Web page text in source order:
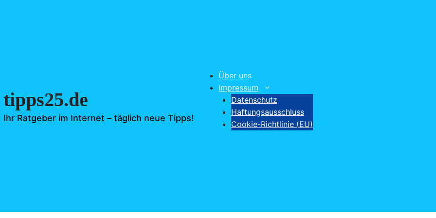
tipps25.de
Ihr Ratgeber im Internet – täglich neue Tipps!
Über uns
Impressum
Datenschutz
Haftungsausschluss
Cookie-Richtlinie (EU)